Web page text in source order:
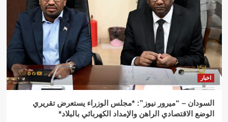
اخبار
السودان – “ميرور نيوز”: *مجلس الوزراء يستعرض تقريري
الوضع الاقتصادي الراهن والإمداد الكهربائي بالبلاد*